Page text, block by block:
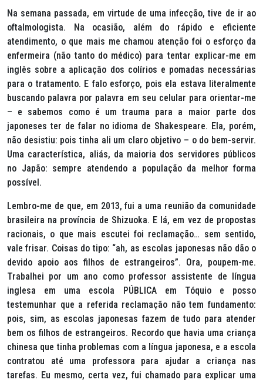
Na semana passada, em virtude de uma infecção, tive de ir ao
oftalmologista. Na ocasião, além do rápido e eficiente
atendimento, o que mais me chamou atenção foi o esforço da
enfermeira (não tanto do médico) para tentar explicar-me em
inglês sobre a aplicação dos colírios e pomadas necessárias
para o tratamento. E falo esforço, pois ela estava literalmente
buscando palavra por palavra em seu celular para orientar-me
– e sabemos como é um trauma para a maior parte dos
japoneses ter de falar no idioma de Shakespeare. Ela, porém,
não desistiu: pois tinha ali um claro objetivo – o do bem-servir.
Uma característica, aliás, da maioria dos servidores públicos
no Japão: sempre atendendo a população da melhor forma
possível.
Lembro-me de que, em 2013, fui a uma reunião da comunidade
brasileira na província de Shizuoka. E lá, em vez de propostas
racionais, o que mais escutei foi reclamação… sem sentido,
vale frisar. Coisas do tipo: “ah, as escolas japonesas não dão o
devido apoio aos filhos de estrangeiros”. Ora, poupem-me.
Trabalhei por um ano como professor assistente de língua
inglesa em uma escola PÚBLICA em Tóquio e posso
testemunhar que a referida reclamação não tem fundamento:
pois, sim, as escolas japonesas fazem de tudo para atender
bem os filhos de estrangeiros. Recordo que havia uma criança
chinesa que tinha problemas com a língua japonesa, e a escola
contratou até uma professora para ajudar a criança nas
tarefas. Eu mesmo, certa vez, fui chamado para explicar uma